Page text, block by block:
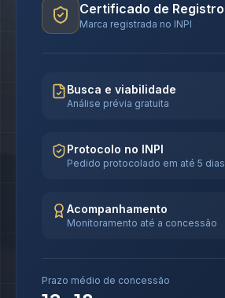
Certificado de Registro
Marca registrada no INPI
Busca e viabilidade
Análise prévia gratuita
Protocolo no INPI
Pedido protocolado em até 5 dias
Acompanhamento
Monitoramento até a concessão
Prazo médio de concessão